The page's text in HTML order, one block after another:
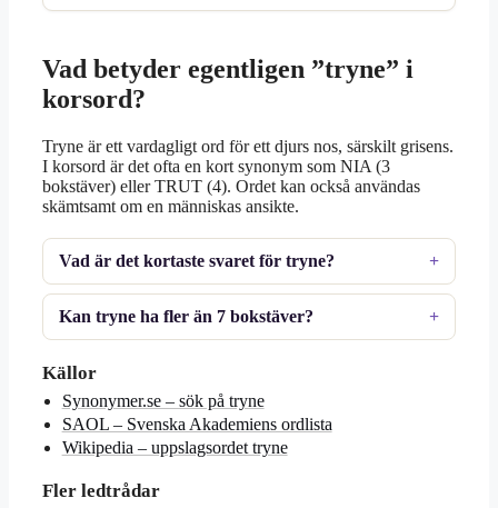
Vad betyder egentligen ”tryne” i
korsord?
Tryne är ett vardagligt ord för ett djurs nos, särskilt grisens.
I korsord är det ofta en kort synonym som NIA (3
bokstäver) eller TRUT (4). Ordet kan också användas
skämtsamt om en människas ansikte.
Vad är det kortaste svaret för tryne?
Kan tryne ha fler än 7 bokstäver?
Källor
Synonymer.se – sök på tryne
SAOL – Svenska Akademiens ordlista
Wikipedia – uppslagsordet tryne
Fler ledtrådar